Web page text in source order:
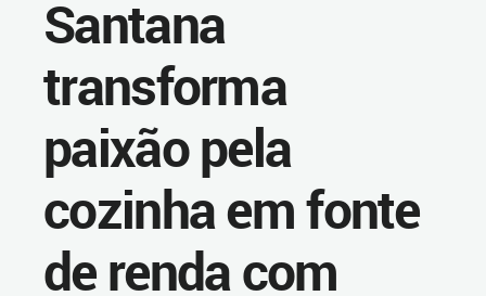
Santana
transforma
paixão pela
cozinha em fonte
de renda com